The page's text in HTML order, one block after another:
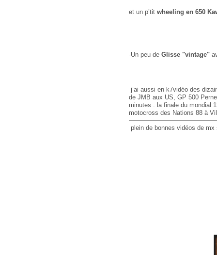
et un p’tit wheeling en 650
-Un peu de Glisse "vintage"
j’ai aussi en k7vidéo des
de JMB aux US, GP 500
minutes : la finale du mondial
motocross des Nations 88 à
plein de bonnes vidéos de